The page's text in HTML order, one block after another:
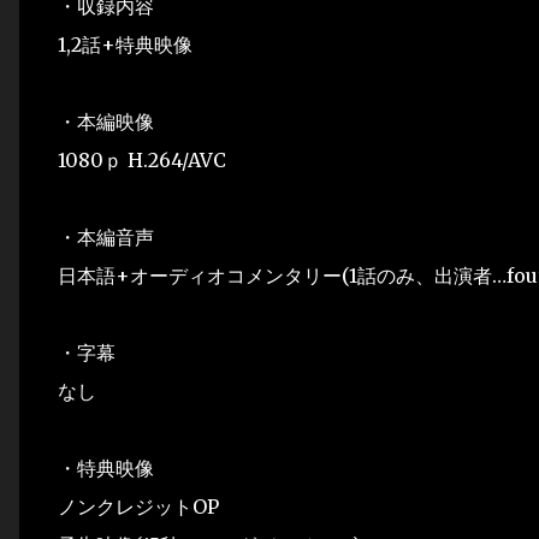
・収録内容
1,2話+特典映像
・本編映像
1080ｐ H.264/AVC
・本編音声
日本語+オーディオコメンタリー(1話のみ、出演者
・字幕
なし
・特典映像
ノンクレジットOP